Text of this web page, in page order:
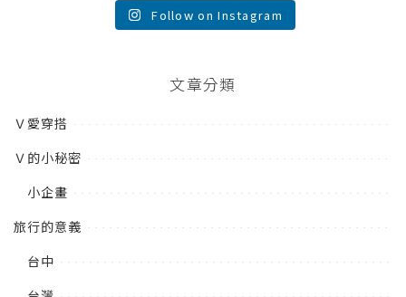
Follow on Instagram
文章分類
Ｖ愛穿搭
Ｖ的小秘密
小企畫
旅行的意義
台中